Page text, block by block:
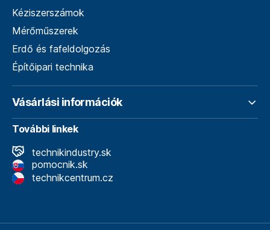
Kéziszerszámok
Mérőműszerek
Erdő és fafeldolgozás
Építőipari technika
Vásárlási információk
További linkek
technikindustry.sk
pomocnik.sk
technikcentrum.cz